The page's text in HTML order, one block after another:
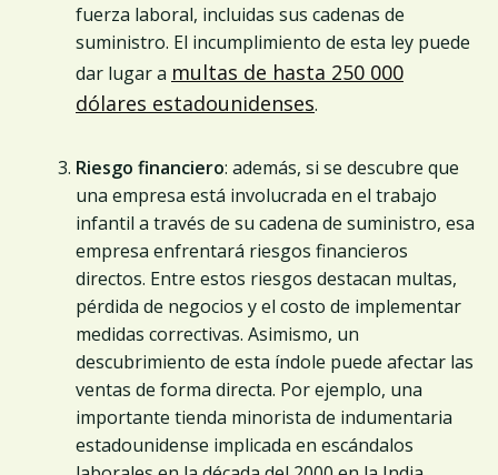
fuerza laboral, incluidas sus cadenas de
suministro. El incumplimiento de esta ley puede
dar lugar a multas de hasta 250 000
dólares estadounidenses.
Riesgo financiero: además, si se descubre que
una empresa está involucrada en el trabajo
infantil a través de su cadena de suministro, esa
empresa enfrentará riesgos financieros
directos. Entre estos riesgos destacan multas,
pérdida de negocios y el costo de implementar
medidas correctivas. Asimismo, un
descubrimiento de esta índole puede afectar las
ventas de forma directa. Por ejemplo, una
importante tienda minorista de indumentaria
estadounidense implicada en escándalos